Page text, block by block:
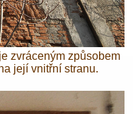
zvráceným způsobem
její vnitřní stranu.